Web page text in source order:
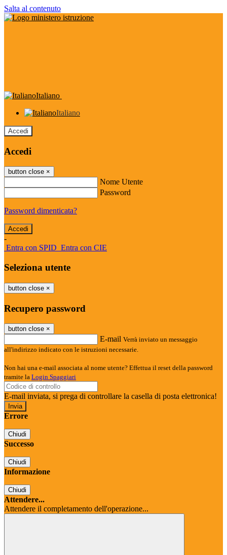
Salta al contenuto
Italiano
Italiano
Accedi
Accedi
button close ×
Nome Utente
Password
Password dimenticata?
-
Entra con SPID Entra con CIE
Seleziona utente
button close ×
Recupero password
button close ×
E-mail Verrà inviato un messaggio
all'indirizzo indicato con le istruzioni necessarie.
Non hai una e-mail associata al nome utente? Effettua il reset della password
tramite la Login Spaggiari
E-mail inviata, si prega di controllare la casella di posta elettronica!
Errore
Chiudi
Successo
Chiudi
Informazione
Chiudi
Attendere...
Attendere il completamento dell'operazione...